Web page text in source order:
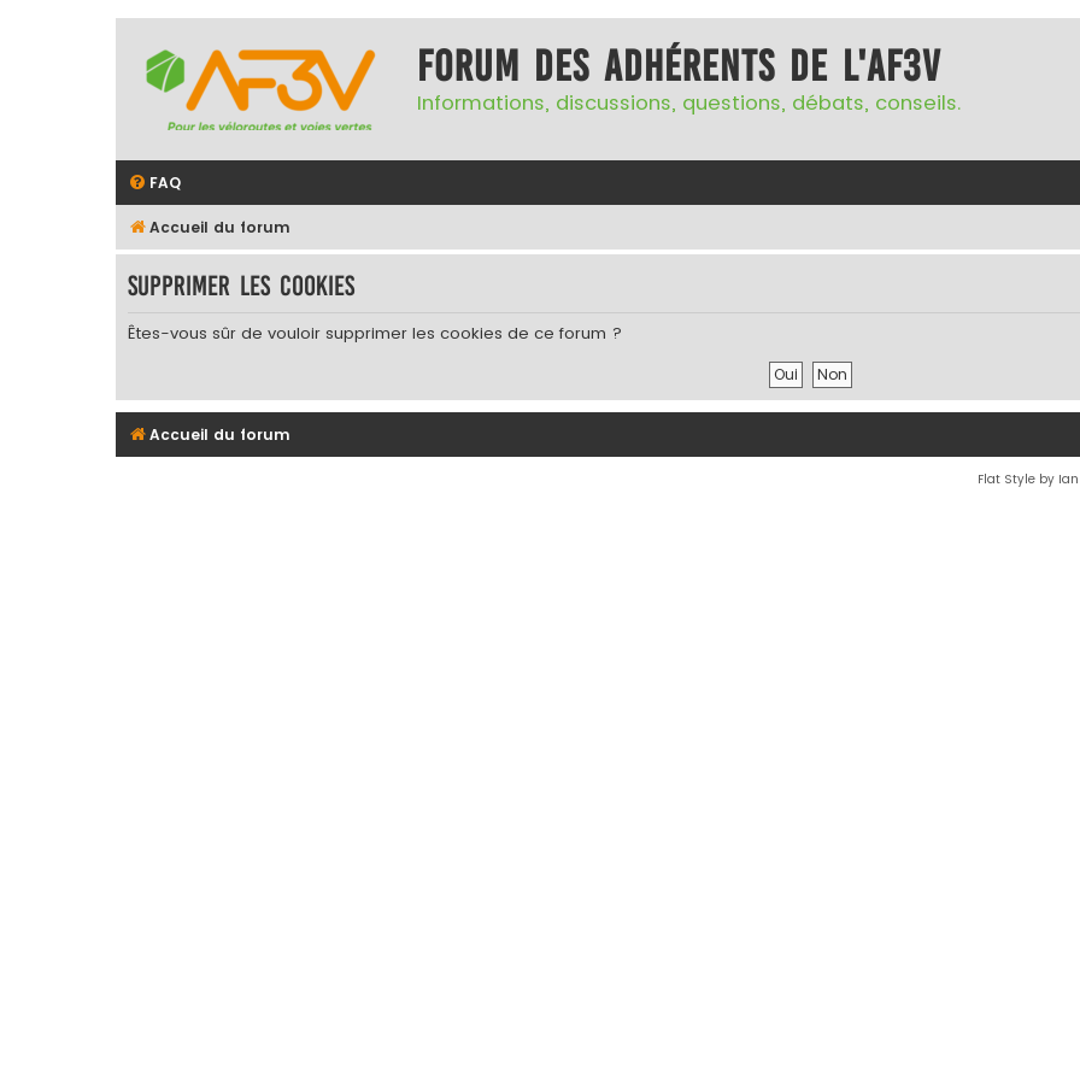
Forum des adhérents de l'AF3V
Informations, discussions, questions, débats, conseils.
FAQ
Accueil du forum
Supprimer les cookies
Êtes-vous sûr de vouloir supprimer les cookies de ce forum ?
Accueil du forum
Flat Style by